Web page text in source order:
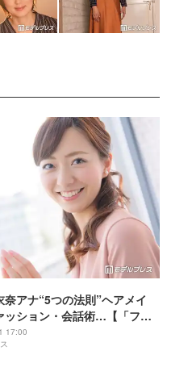
奈アナ“5つの法則”ヘアメイ
ッション・会話術…【「フジ
デルプレス」女性アナウンサ
17:00